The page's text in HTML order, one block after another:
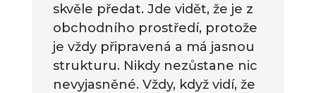
skvěle předat. Jde vidět, že je z
obchodního prostředí, protože
je vždy připravená a má jasnou
strukturu. Nikdy nezůstane nic
nevyjasněné. Vždy, když vidí, že